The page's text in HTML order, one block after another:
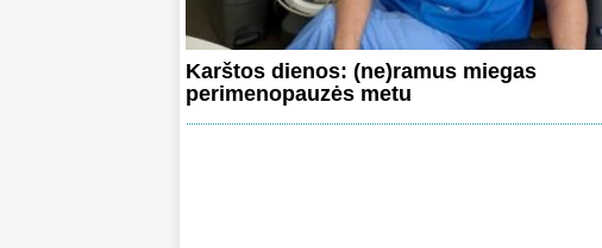
Karštos dienos: (ne)ramus miegas
perimenopauzės metu